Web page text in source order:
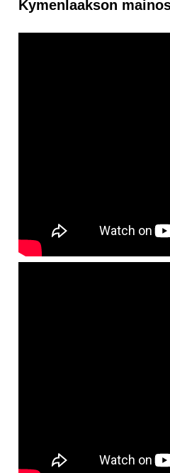
Kymenlaakson